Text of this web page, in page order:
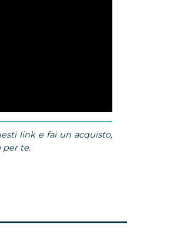
link e fai un acquisto,
per te.